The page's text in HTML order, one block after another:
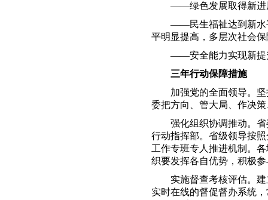
——绿色发展取得新进展
——民生福祉达到新水平
平明显提高，多层次社会
——安全能力实现新提升
三年行动保障措施
加强党的全面领导。坚
委把方向、管大局、作决
强化组织协调推动。省
行动指挥部。省级领导按
工作专班专人推进机制。
织要发挥各自优势，积极
实施督查考核评估。建
实时在线的督促督办系统